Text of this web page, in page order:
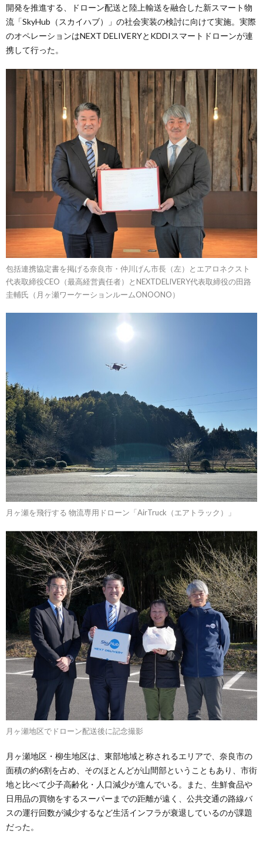
開発を推進する、ドローン配送と陸上輸送を融合した新スマート物
流「SkyHub（スカイハブ）」の社会実装の検討に向けて実施。実際
のオペレーションはNEXT DELIVERYとKDDIスマートドローンが連
携して行った。
包括連携協定書を掲げる奈良市・仲川げん市長（左）とエアロネクスト
代表取締役CEO（最高経営責任者）とNEXTDELIVERY代表取締役の田路
圭輔氏（月ヶ瀬ワーケーションルームONOONO）
月ヶ瀬を飛行する 物流専用ドローン「AirTruck（エアトラック）」
月ヶ瀬地区でドローン配送後に記念撮影
月ヶ瀬地区・柳生地区は、東部地域と称されるエリアで、奈良市の
面積の約6割を占め、そのほとんどが山間部ということもあり、市街
地と比べて少子高齢化・人口減少が進んでいる。また、生鮮食品や
日用品の買物をするスーパーまでの距離が遠く、公共交通の路線バ
スの運行回数が減少するなど生活インフラが衰退しているのが課題
だった。